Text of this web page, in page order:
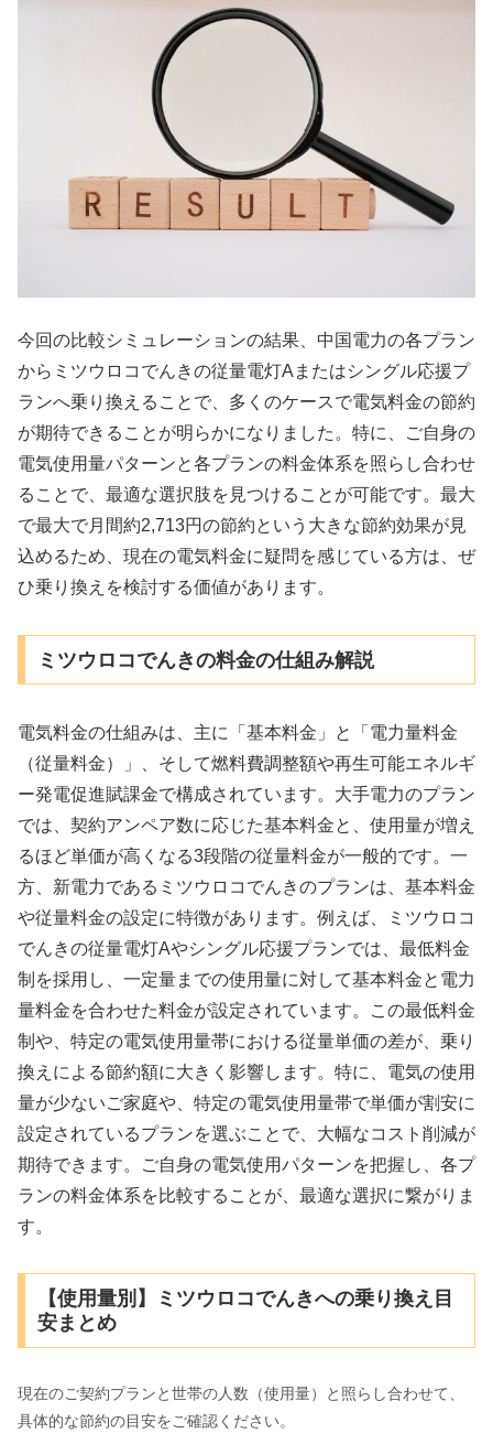
今回の比較シミュレーションの結果、中国電力の各プラン
からミツウロコでんきの従量電灯Aまたはシングル応援プ
ランへ乗り換えることで、多くのケースで電気料金の節約
が期待できることが明らかになりました。特に、ご自身の
電気使用量パターンと各プランの料金体系を照らし合わせ
ることで、最適な選択肢を見つけることが可能です。最大
で最大で月間約2,713円の節約という大きな節約効果が見
込めるため、現在の電気料金に疑問を感じている方は、ぜ
ひ乗り換えを検討する価値があります。
ミツウロコでんきの料金の仕組み解説
電気料金の仕組みは、主に「基本料金」と「電力量料金
（従量料金）」、そして燃料費調整額や再生可能エネルギ
ー発電促進賦課金で構成されています。大手電力のプラン
では、契約アンペア数に応じた基本料金と、使用量が増え
るほど単価が高くなる3段階の従量料金が一般的です。一
方、新電力であるミツウロコでんきのプランは、基本料金
や従量料金の設定に特徴があります。例えば、ミツウロコ
でんきの従量電灯Aやシングル応援プランでは、最低料金
制を採用し、一定量までの使用量に対して基本料金と電力
量料金を合わせた料金が設定されています。この最低料金
制や、特定の電気使用量帯における従量単価の差が、乗り
換えによる節約額に大きく影響します。特に、電気の使用
量が少ないご家庭や、特定の電気使用量帯で単価が割安に
設定されているプランを選ぶことで、大幅なコスト削減が
期待できます。ご自身の電気使用パターンを把握し、各プ
ランの料金体系を比較することが、最適な選択に繋がりま
す。
【使用量別】ミツウロコでんきへの乗り換え目
安まとめ
現在のご契約プランと世帯の人数（使用量）と照らし合わせて、
具体的な節約の目安をご確認ください。